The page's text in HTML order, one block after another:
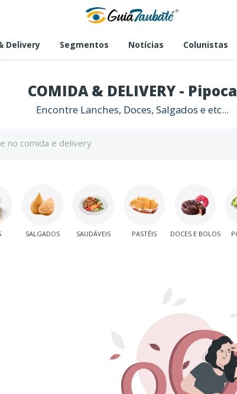
Delivery Segmentos Notícias Colunistas
COMIDA & DELIVERY - Pipoca
Encontre Lanches, Doces, Salgados e etc...
SALGADOS SAUDÁVEIS PASTÉIS DOCES E BOLOS